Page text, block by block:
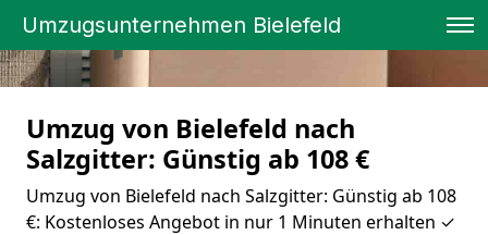
Umzugsunternehmen Bielefeld
Umzug von Bielefeld nach
Salzgitter: Günstig ab 108 €
Umzug von Bielefeld nach Salzgitter: Günstig ab 108
€: Kostenloses Angebot in nur 1 Minuten erhalten ✓